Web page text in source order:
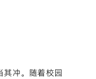
冲。随着校园